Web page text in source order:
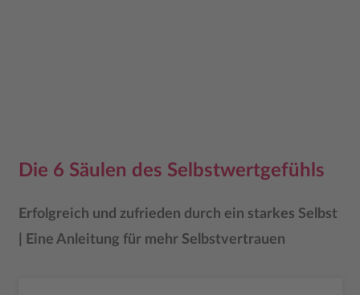
Die 6 Säulen des Selbstwertgefühls
Erfolgreich und zufrieden durch ein starkes Selbst
| Eine Anleitung für mehr Selbstvertrauen